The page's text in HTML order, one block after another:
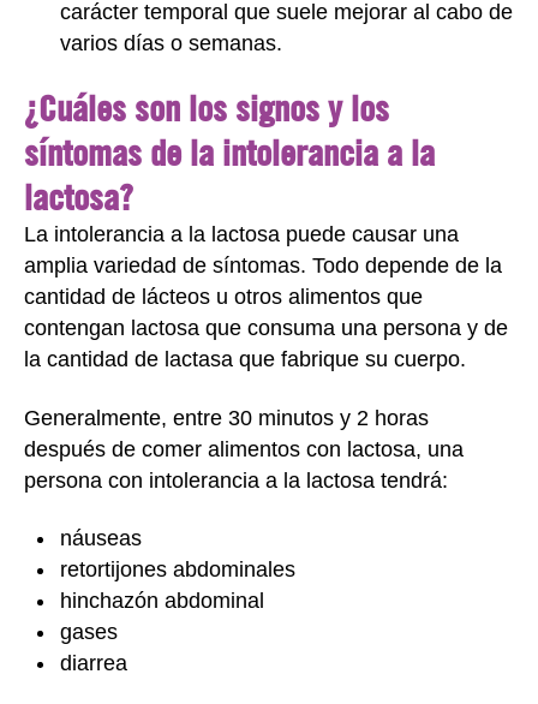
carácter temporal que suele mejorar al cabo de
varios días o semanas.
¿Cuáles son los signos y los
síntomas de la intolerancia a la
lactosa?
La intolerancia a la lactosa puede causar una
amplia variedad de síntomas. Todo depende de la
cantidad de lácteos u otros alimentos que
contengan lactosa que consuma una persona y de
la cantidad de lactasa que fabrique su cuerpo.
Generalmente, entre 30 minutos y 2 horas
después de comer alimentos con lactosa, una
persona con intolerancia a la lactosa tendrá:
náuseas
retortijones abdominales
hinchazón abdominal
gases
diarrea